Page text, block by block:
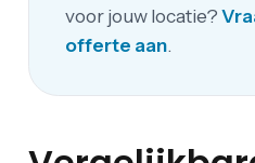
voor jouw locatie?
offerte aan.